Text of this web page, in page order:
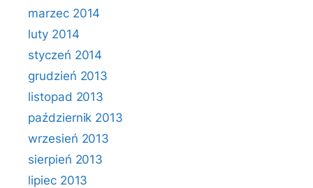
marzec 2014
luty 2014
styczeń 2014
grudzień 2013
listopad 2013
październik 2013
wrzesień 2013
sierpień 2013
lipiec 2013